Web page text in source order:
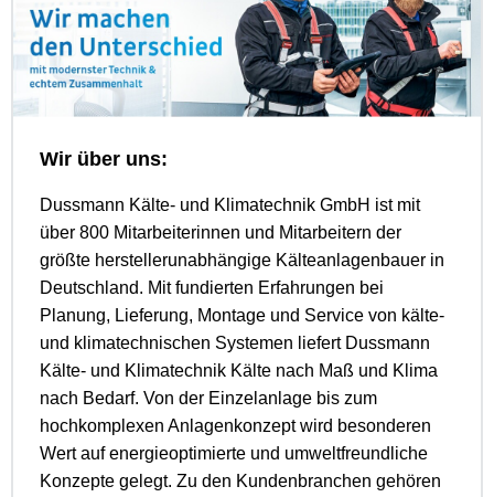
Wir über uns:
Dussmann Kälte- und Klimatechnik GmbH ist mit
über 800 Mitarbeiterinnen und Mitarbeitern der
größte herstellerunabhängige Kälteanlagenbauer in
Deutschland. Mit fundierten Erfahrungen bei
Planung, Lieferung, Montage und Service von kälte-
und klimatechnischen Systemen liefert Dussmann
Kälte- und Klimatechnik Kälte nach Maß und Klima
nach Bedarf. Von der Einzelanlage bis zum
hochkomplexen Anlagenkonzept wird besonderen
Wert auf energieoptimierte und umweltfreundliche
Konzepte gelegt. Zu den Kundenbranchen gehören